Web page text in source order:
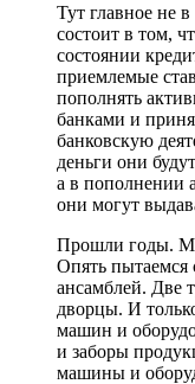
Тут главное не
состоит в том,
состоянии
приемлемые
пополнять
банками и
банковскую
деньги они
а в пополнении
они могут
Прошли годы.
Опять пытаемся
ансамблей. Две
дворцы. И
машин и
и заборы
машины и